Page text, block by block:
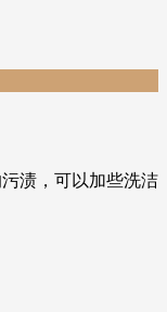
渍，可以加些洗洁